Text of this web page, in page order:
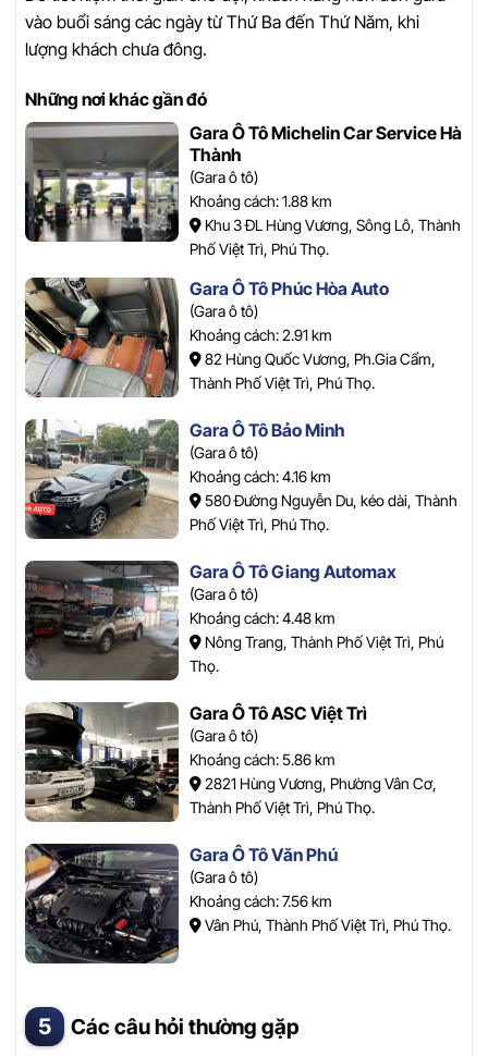
vào buổi sáng các ngày từ Thứ Ba đến Thứ Năm, khi
lượng khách chưa đông.
Những nơi khác gần đó
Gara Ô Tô Michelin Car Service Hà
Thành
(Gara ô tô)
Khoảng cách: 1.88 km
Khu 3 ĐL Hùng Vương, Sông Lô, Thành
Phố Việt Trì, Phú Thọ.
Gara Ô Tô Phúc Hòa Auto
(Gara ô tô)
Khoảng cách: 2.91 km
82 Hùng Quốc Vương, Ph.Gia Cẩm,
Thành Phố Việt Trì, Phú Thọ.
Gara Ô Tô Bảo Minh
(Gara ô tô)
Khoảng cách: 4.16 km
580 Đường Nguyễn Du, kéo dài, Thành
Phố Việt Trì, Phú Thọ.
Gara Ô Tô Giang Automax
(Gara ô tô)
Khoảng cách: 4.48 km
Nông Trang, Thành Phố Việt Trì, Phú
Thọ.
Gara Ô Tô ASC Việt Trì
(Gara ô tô)
Khoảng cách: 5.86 km
2821 Hùng Vương, Phường Vân Cơ,
Thành Phố Việt Trì, Phú Thọ.
Gara Ô Tô Văn Phú
(Gara ô tô)
Khoảng cách: 7.56 km
Vân Phú, Thành Phố Việt Trì, Phú Thọ.
Các câu hỏi thường gặp